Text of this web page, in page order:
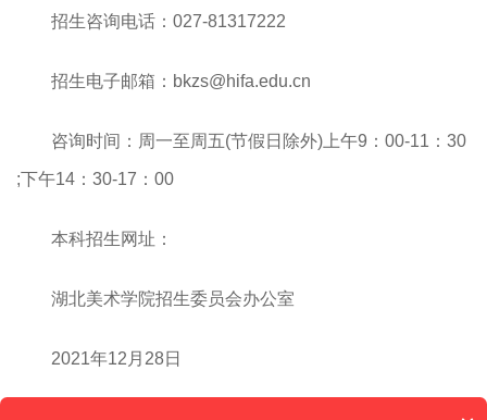
招生咨询电话：027-81317222
招生电子邮箱：bkzs@hifa.edu.cn
咨询时间：周一至周五(节假日除外)上午9：00-11：30
;下午14：30-17：00
本科招生网址：
湖北美术学院招生委员会办公室
2021年12月28日